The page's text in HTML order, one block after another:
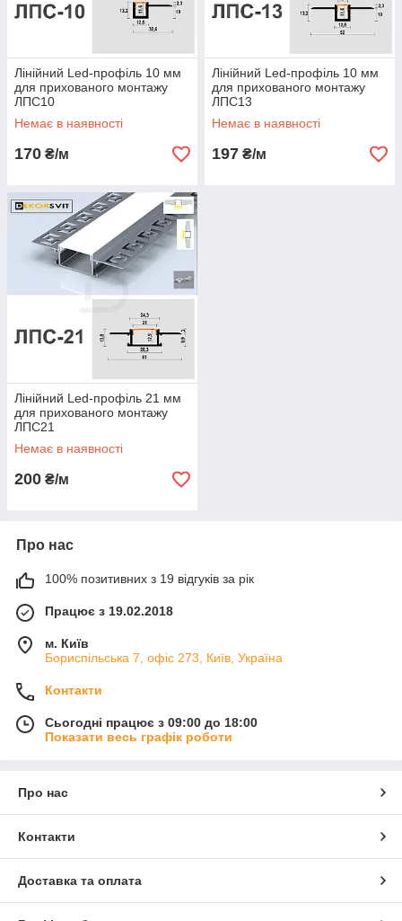
Лінійний Led-профіль 10 мм
для прихованого монтажу
ЛПС10
Немає в наявності
170 ₴/м
Лінійний Led-профіль 10 мм
для прихованого монтажу
ЛПС13
Немає в наявності
197 ₴/м
Лінійний Led-профіль 21 мм
для прихованого монтажу
ЛПС21
Немає в наявності
200 ₴/м
Про нас
100% позитивних з 19 відгуків за рік
Працює з 19.02.2018
м. Київ
Бориспільська 7, офіс 273, Київ, Україна
Контакти
Сьогодні працює з 09:00 до 18:00
Показати весь графік роботи
Про нас
Контакти
Доставка та оплата